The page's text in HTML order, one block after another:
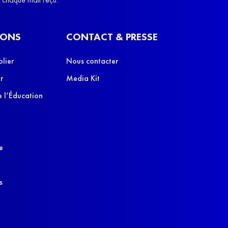
l’Éducation
CONTACT & PRESSE
Nous contacter
Media Kit